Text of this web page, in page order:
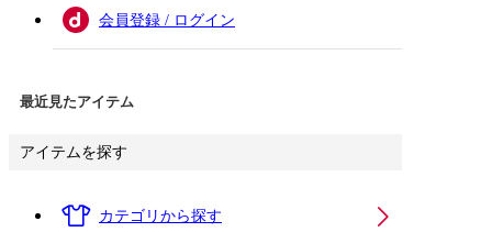
会員登録 / ログイン
最近見たアイテム
アイテムを探す
カテゴリから探す